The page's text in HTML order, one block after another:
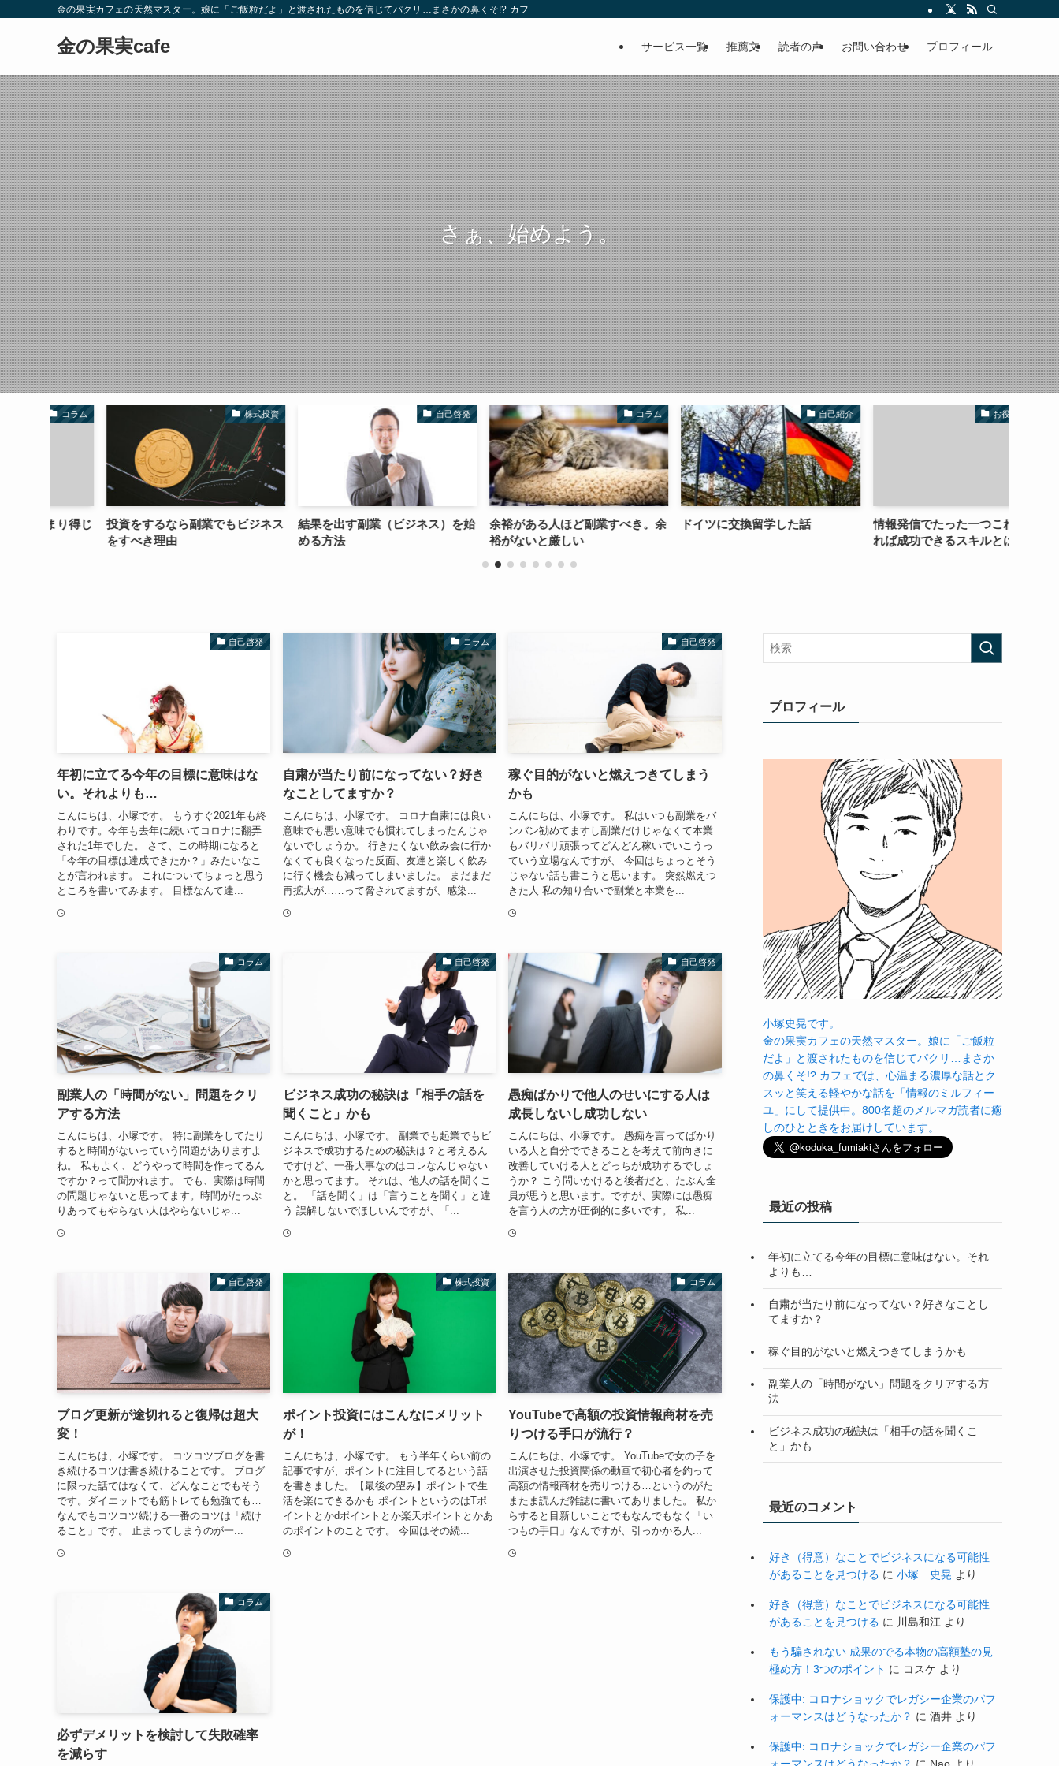
金の果実カフェの天然マスター。娘に「ご飯粒だよ」と渡されたものを信じてパクリ…まさかの鼻くそ!? カフェでは、心温まる濃厚な話とクスッと笑える軽やかな話を「情報のミルフィーユ」にして提供中。800名超のメルマガ読
金の果実cafe サービス一覧 推薦文 読者の声 お問い合わせ プロフィール
さぁ、始めよう。
株式投資
投資をするなら副業でもビジネス
をすべき理由
自己啓発
結果を出す副業（ビジネス）を始
コラム
余裕がある人ほど副業すべき。余
裕がないと厳しい
自己紹介
ドイツに交換留学した話
お役たち記事
情報発信でたった一つこれさえあ
れば成功できるスキルとは？
自己啓発
年初に立てる今年の目標に意味はな
い。それよりも…
こんにちは、小塚です。 もうすぐ2021年も終
わりです。今年も去年に続いてコロナに翻弄
された1年でした。 さて、この時期になると
「今年の目標は達成できたか？」みたいなこ
とが言われます。 これについてちょっと思う
ところを書いてみます。 目標なんて達...
コラム
自粛が当たり前になってない？好き
なことしてますか？
こんにちは、小塚です。 コロナ自粛には良い
意味でも悪い意味でも慣れてしまったんじゃ
ないでしょうか。 行きたくない飲み会に行か
なくても良くなった反面、友達と楽しく飲み
に行く機会も減ってしまいました。 まだまだ
再拡大が……って脅されてますが、感染...
自己啓発
稼ぐ目的がないと燃えつきてしまう
かも
こんにちは、小塚です。 私はいつも副業をバ
ンバン勧めてますし副業だけじゃなくて本業
もバリバリ頑張ってどんどん稼いでいこうっ
ていう立場なんですが、 今回はちょっとそう
じゃない話も書こうと思います。 突然燃えつ
きた人 私の知り合いで副業と本業を...
コラム
副業人の「時間がない」問題をクリ
アする方法
こんにちは、小塚です。 特に副業をしてたり
すると時間がないっていう問題がありますよ
ね。 私もよく、どうやって時間を作ってるん
ですか？って聞かれます。 でも、実際は時間
の問題じゃないと思ってます。時間がたっぷ
りあってもやらない人はやらないじゃ...
自己啓発
ビジネス成功の秘訣は「相手の話を
聞くこと」かも
こんにちは、小塚です。 副業でも起業でもビ
ジネスで成功するための秘訣は？と考えるん
ですけど、一番大事なのはコレなんじゃない
かと思ってます。 それは、他人の話を聞くこ
と。 「話を聞く」は「言うことを聞く」と違
う 誤解しないでほしいんですが、「...
自己啓発
愚痴ばかりで他人のせいにする人は
成長しないし成功しない
こんにちは、小塚です。 愚痴を言ってばかり
いる人と自分でできることを考えて前向きに
改善していける人とどっちが成功するでしょ
うか？ こう問いかけると後者だと、たぶん全
員が思うと思います。ですが、実際には愚痴
を言う人の方が圧倒的に多いです。 私...
自己啓発
ブログ更新が途切れると復帰は超大
変！
こんにちは、小塚です。 コツコツブログを書
き続けるコツは書き続けることです。 ブログ
に限った話ではなくて、どんなことでもそう
です。ダイエットでも筋トレでも勉強でも…
なんでもコツコツ続ける一番のコツは「続け
ること」です。 止まってしまうのが一...
株式投資
ポイント投資にはこんなにメリット
が！
こんにちは、小塚です。 もう半年くらい前の
記事ですが、ポイントに注目してるという話
を書きました。【最後の望み】ポイントで生
活を楽にできるかも ポイントというのはTポ
イントとかdポイントとか楽天ポイントとかあ
のポイントのことです。 今回はその続...
コラム
YouTubeで高額の投資情報商材を売
りつける手口が流行？
こんにちは、小塚です。 YouTubeで女の子を
出演させた投資関係の動画で初心者を釣って
高額の情報商材を売りつける…というのがた
またま読んだ雑誌に書いてありました。 私か
らすると目新しいことでもなんでもなく「い
つもの手口」なんですが、引っかかる人...
コラム
必ずデメリットを検討して失敗確率
を減らす
プロフィール
小塚史晃です。
金の果実カフェの天然マスター。娘に「ご飯粒
だよ」と渡されたものを信じてパクリ…まさか
の鼻くそ!? カフェでは、心温まる濃厚な話とク
スッと笑える軽やかな話を「情報のミルフィー
ユ」にして提供中。800名超のメルマガ読者に癒
しのひとときをお届けしています。
最近の投稿
年初に立てる今年の目標に意味はない。それ
よりも…
自粛が当たり前になってない？好きなことし
てますか？
稼ぐ目的がないと燃えつきてしまうかも
副業人の「時間がない」問題をクリアする方
法
ビジネス成功の秘訣は「相手の話を聞くこ
と」かも
最近のコメント
好き（得意）なことでビジネスになる可能性
があることを見つける に 小塚 史晃 より
好き（得意）なことでビジネスになる可能性
があることを見つける に 川島和江 より
もう騙されない 成果のでる本物の高額塾の見
極め方！3つのポイント に コスケ より
保護中: コロナショックでレガシー企業のパフ
ォーマンスはどうなったか？ に 酒井 より
保護中: コロナショックでレガシー企業のパフ
ォーマンスはどうなったか？ に Nao より